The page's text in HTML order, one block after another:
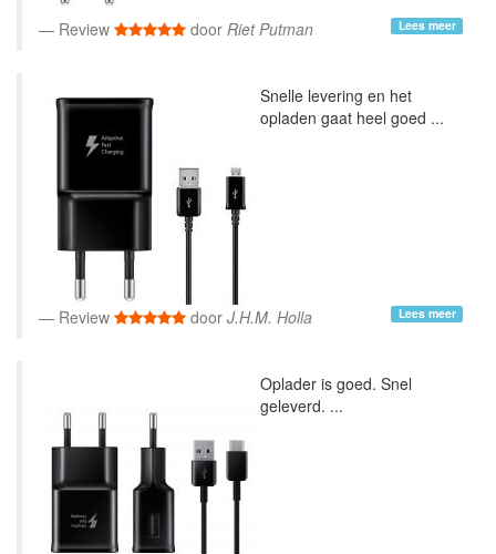
Review door Riet Putman Lees meer
Snelle levering en het
opladen gaat heel goed ...
Review door J.H.M. Holla Lees meer
Oplader is goed. Snel
geleverd. ...